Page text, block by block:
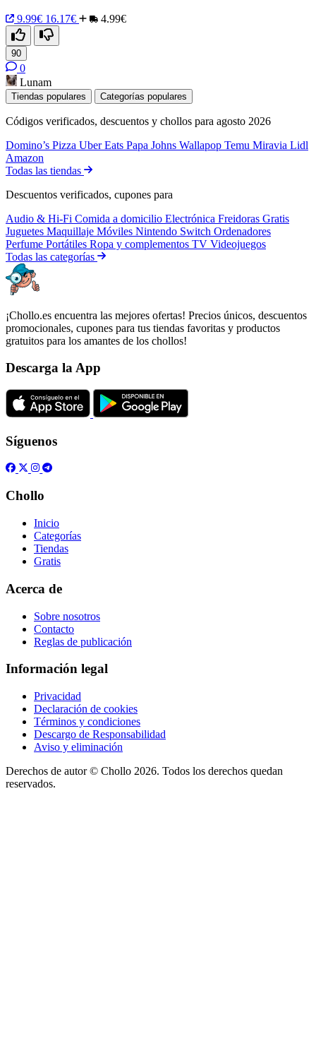
9.99€ 16.17€ 4.99€
90
0
Lunam
Tiendas populares Categorías populares
Códigos verificados, descuentos y chollos para agosto 2026
Domino’s Pizza Uber Eats Papa Johns Wallapop Temu Miravia Lidl
Amazon
Todas las tiendas
Descuentos verificados, cupones para
Audio & Hi-Fi Comida a domicilio Electrónica Freidoras Gratis
Juguetes Maquillaje Móviles Nintendo Switch Ordenadores
Perfume Portátiles Ropa y complementos TV Videojuegos
Todas las categorías
¡Chollo.es encuentra las mejores ofertas! Precios únicos, descuentos
promocionales, cupones para tus tiendas favoritas y productos
gratuitos para los amantes de los chollos!
Descarga la App
Síguenos
Chollo
Inicio
Categorías
Tiendas
Gratis
Acerca de
Sobre nosotros
Contacto
Reglas de publicación
Información legal
Privacidad
Declaración de cookies
Términos y condiciones
Descargo de Responsabilidad
Aviso y eliminación
Derechos de autor © Chollo 2026. Todos los derechos quedan
reservados.